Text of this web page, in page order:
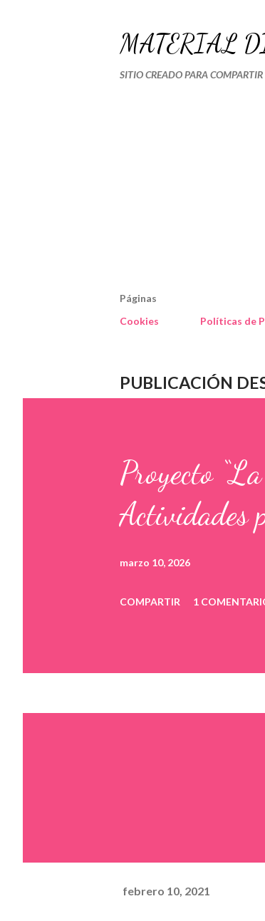
MATERIAL
SITIO CREADO PARA
Páginas
Cookies
Políticas de
PUBLICACIÓN
Proyecto
Actividades
marzo 10, 2026
COMPARTIR 1
febrero 10, 2021